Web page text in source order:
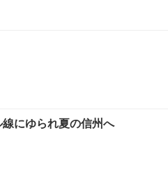
にゆられ夏の信州へ